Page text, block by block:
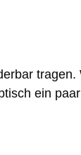
tragen.
ein